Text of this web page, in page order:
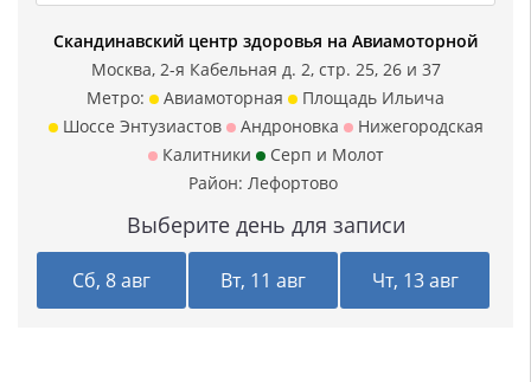
Скандинавский центр здоровья на Авиамоторной
Москва, 2-я Кабельная д. 2, стр. 25, 26 и 37
Метро:
Авиамоторная
Площадь Ильича
Шоссе Энтузиастов
Андроновка
Нижегородская
Калитники
Серп и Молот
Район: Лефортово
Выберите день для записи
Сб, 8 авг Вт, 11 авг Чт, 13 авг